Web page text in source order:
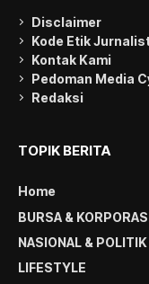
Disclaimer
Kode Etik
Kontak Kami
Pedoman Media
Redaksi
TOPIK BERITA
Home
BURSA & KORPORASI
NASIONAL & POLITIK
LIFESTYLE